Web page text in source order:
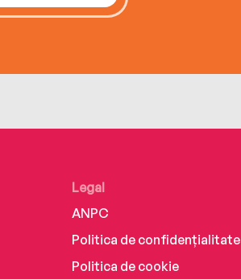
Legal
ANPC
Politica de confidențialitate
Politica de cookie